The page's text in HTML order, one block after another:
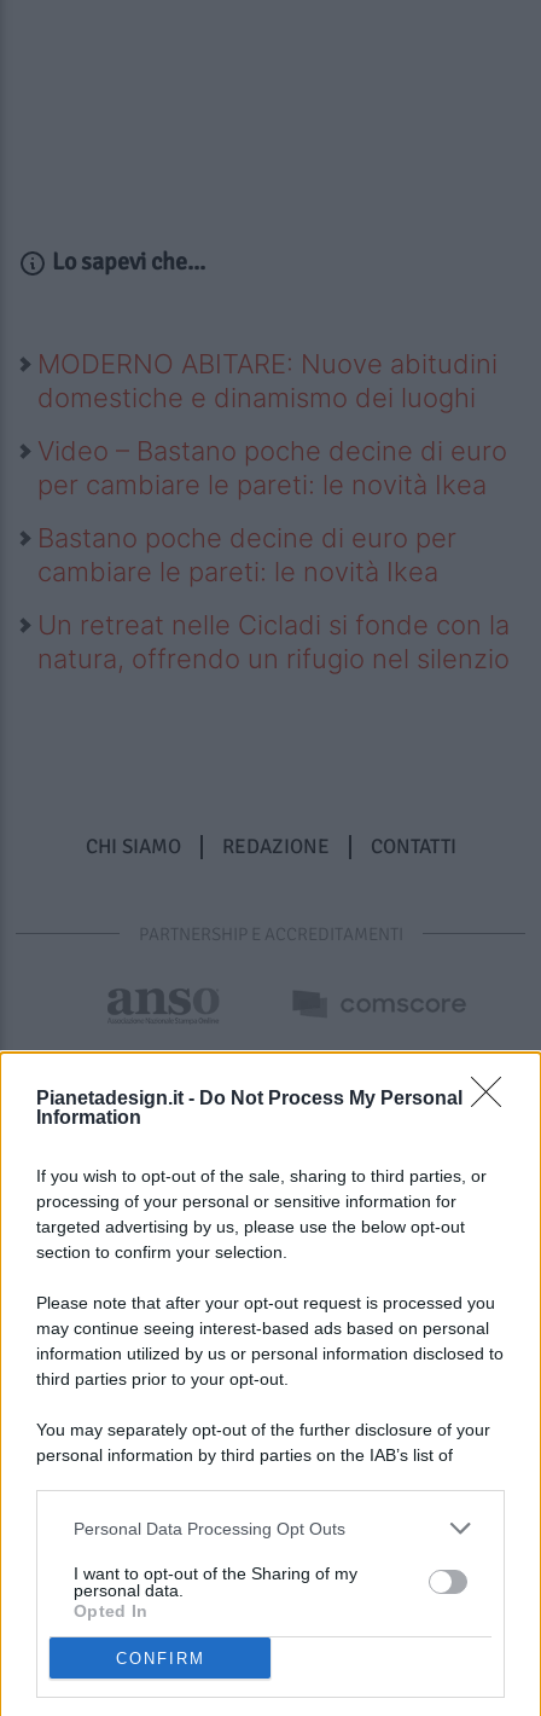
Pianetadesign.it - Do Not Process My Personal
Information
If you wish to opt-out of the sale, sharing to third parties, or
processing of your personal or sensitive information for
targeted advertising by us, please use the below opt-out
section to confirm your selection.
Please note that after your opt-out request is processed you
may continue seeing interest-based ads based on personal
information utilized by us or personal information disclosed to
third parties prior to your opt-out.
You may separately opt-out of the further disclosure of your
personal information by third parties on the IAB’s list of
This information may also be disclosed by us to third parties
disclose it to other third parties.
Personal Data Processing Opt Outs
I want to opt-out of the Sharing of my
personal data.
Opted In
CONFIRM
Lo sapevi che...
MODERNO ABITARE: Nuove abitudini
domestiche e dinamismo dei luoghi
Video – Bastano poche decine di euro
per cambiare le pareti: le novità Ikea
Bastano poche decine di euro per
cambiare le pareti: le novità Ikea
Un retreat nelle Cicladi si fonde con la
natura, offrendo un rifugio nel silenzio
CHI SIAMO REDAZIONE CONTATTI
PARTNERSHIP E ACCREDITAMENTI
© 2026 - Pianeta Design - P.IVA 04827280654 - Testata
Registrata Al Tribunale Di Nocera Inferiore N. 8/2020 - RG N.
ISCRIZIONE AL ROC N. 35792 – ISCRITTA ALL’ANSO
(ASSOCIAZIONE NAZIONALE STAMPA ONLINE)
PREFERENZE PRIVACY